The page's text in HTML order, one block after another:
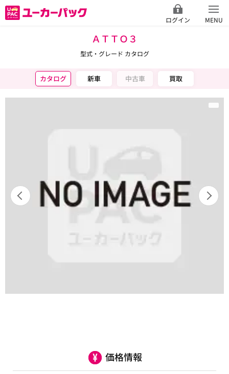
ログイン MENU
ＡＴＴＯ３
型式・グレード カタログ
カタログ 新車 中古車 買取
価格情報